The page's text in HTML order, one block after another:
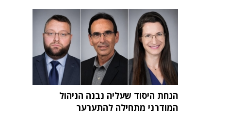
הנחת היסוד שעליה נבנה הניהול
המודרני מתחילה להתערער